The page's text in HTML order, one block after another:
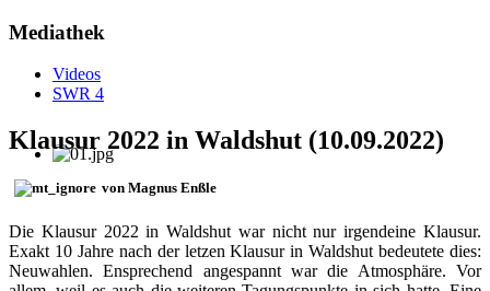
Mediathek
Videos
SWR 4
Klausur 2022 in Waldshut (10.09.2022)
von Magnus Enßle
Die Klausur 2022 in Waldshut war nicht nur irgendeine Klausur.
Exakt 10 Jahre nach der letzen Klausur in Waldshut bedeutete dies:
Neuwahlen. Ensprechend angespannt war die Atmosphäre. Vor